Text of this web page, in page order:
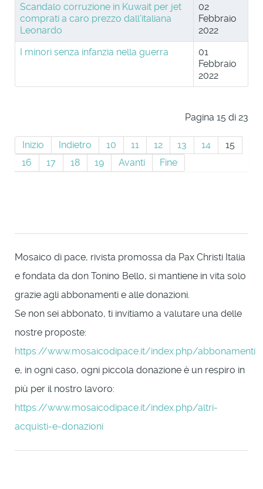
Scandalo corruzione in Kuwait per jet
comprati a caro prezzo dall'italiana
Leonardo
02
Febbraio
2022
I minori senza infanzia nella guerra
01
Febbraio
2022
Pagina 15 di 23
Inizio Indietro 10 11 12 13 14
15
16
17 18 19 Avanti Fine
Mosaico di pace, rivista promossa da Pax Christi Italia
e fondata da don Tonino Bello, si mantiene in vita solo
grazie agli abbonamenti e alle donazioni.
Se non sei abbonato, ti invitiamo a valutare una delle
nostre proposte:
https://www.mosaicodipace.it/index.php/abbonamenti
e, in ogni caso, ogni piccola donazione è un respiro in
più per il nostro lavoro:
https://www.mosaicodipace.it/index.php/altri-
acquisti-e-donazioni